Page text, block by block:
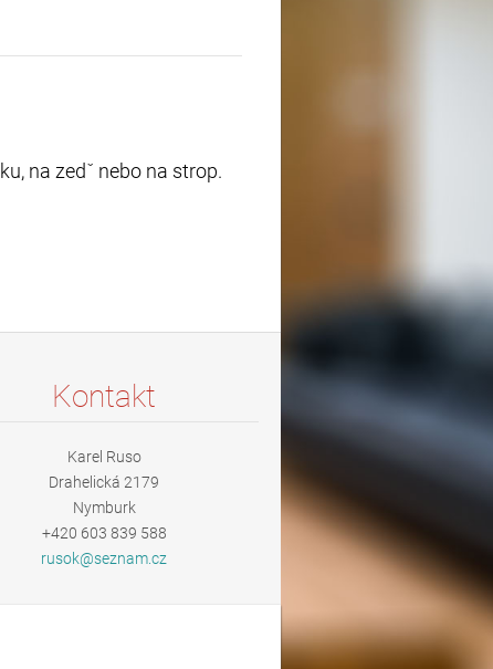
na zedˇ nebo na strop.
Kontakt
Karel Ruso
Drahelická 2179
Nymburk
+420 603 839 588
rusok@seznam.cz